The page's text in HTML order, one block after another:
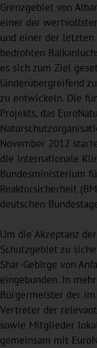
Grenzgebiet von
einer der
und einer der letzten
bedrohten
es sich zum Ziel
länderübergreifend
zu entwickeln. Die
Projekts, das
November 2012
die Internationale
Bundesministerium
Reaktorsicherheit
deutschen
Um die Akzeptanz
Schutzgebiet zu
Shar-Gebirge von
eingebunden. In
Bürgermeister der
Vertreter der
sowie Mitglieder
gemeinsam mit